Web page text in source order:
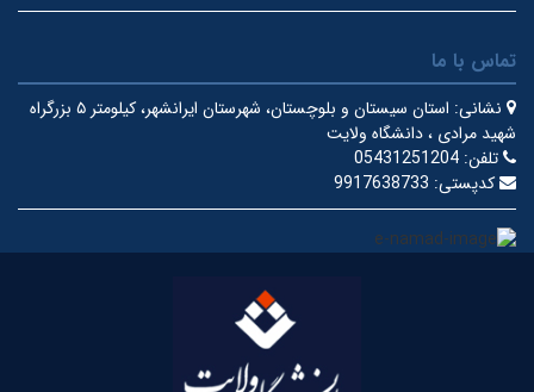
تماس با ما
نشانی:
استان سیستان و بلوچستان، شهرستان ایرانشهر، کیلومتر ۵ بزرگراه
شهید مرادی ، دانشگاه ولایت
تلفن: 05431251204
کدپستی: 9917638733